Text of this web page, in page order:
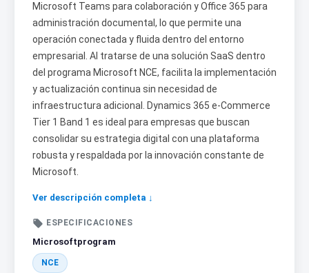
Microsoft Teams para colaboración y Office 365 para
administración documental, lo que permite una
operación conectada y fluida dentro del entorno
empresarial. Al tratarse de una solución SaaS dentro
del programa Microsoft NCE, facilita la implementación
y actualización continua sin necesidad de
infraestructura adicional. Dynamics 365 e-Commerce
Tier 1 Band 1 es ideal para empresas que buscan
consolidar su estrategia digital con una plataforma
robusta y respaldada por la innovación constante de
Microsoft.
Ver descripción completa ↓
 ESPECIFICACIONES
Microsoftprogram
NCE